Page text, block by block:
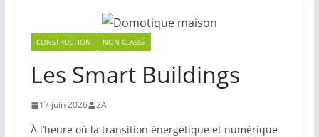
CONSTRUCTION NON CLASSÉ
Les Smart Buildings
17 juin 2026 2A
À l’heure où la transition énergétique et numérique